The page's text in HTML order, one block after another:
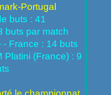
Portugal
buts : 41
buts par match
- France : 14 buts
Platini (France) : 9